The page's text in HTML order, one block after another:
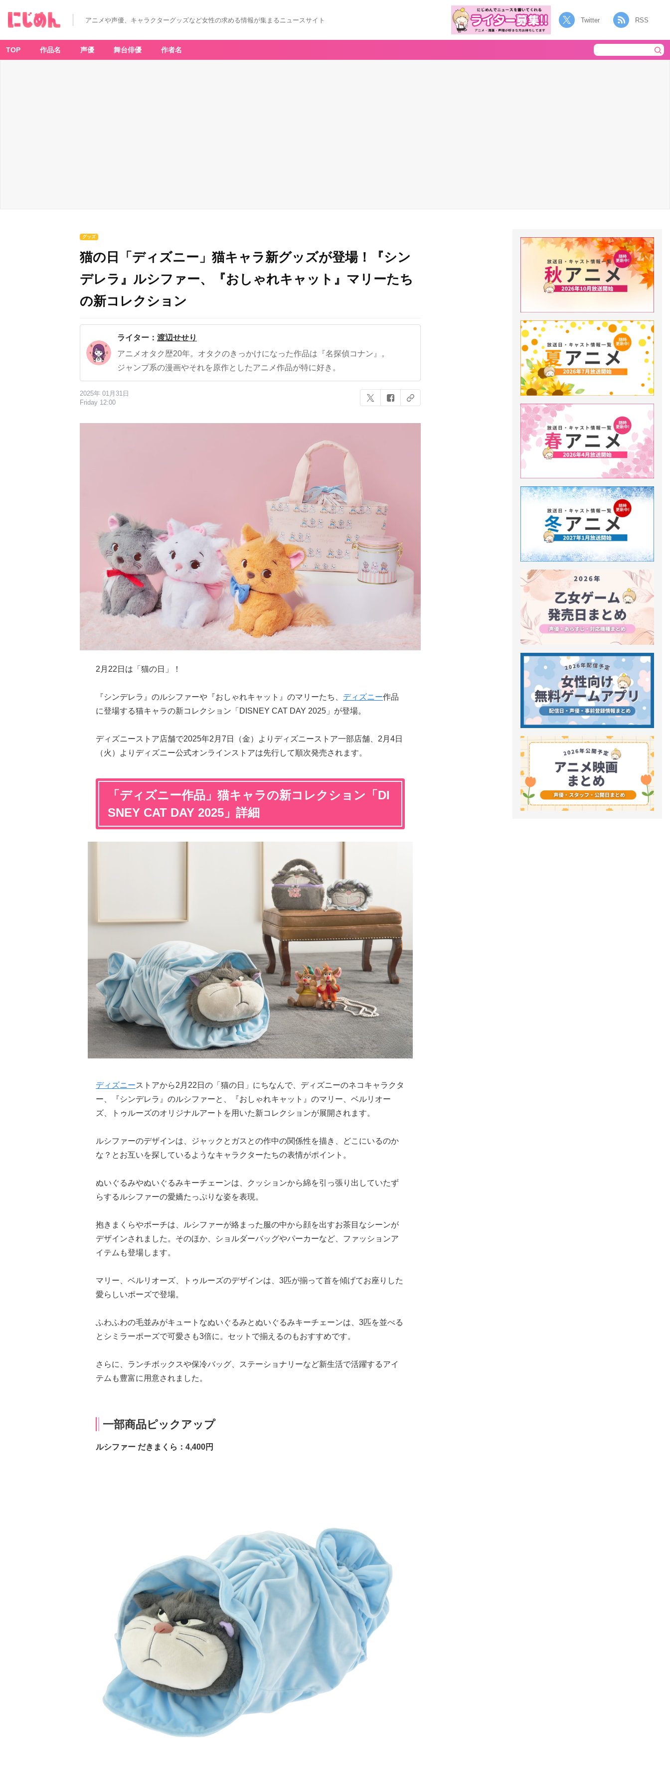
アニメや声優、キャラクターグッズなど女性の求める情報が集まるニュースサイト Twitter RSS
TOP 作品名 声優 舞台俳優 作者名
グッズ
猫の日「ディズニー」猫キャラ新グッズが登場！『シン
デレラ』ルシファー、『おしゃれキャット』マリーたち
の新コレクション
ライター： 渡辺せせり
アニメオタク歴20年。オタクのきっかけになった作品は『名探偵コナン』。
ジャンプ系の漫画やそれを原作としたアニメ作品が特に好き。
2025年 01月31日
Friday 12:00
2月22日は「猫の日」！
『シンデレラ』のルシファーや『おしゃれキャット』のマリーたち、 ディズニー作品
に登場する猫キャラの新コレクション「DISNEY CAT DAY 2025」が登場。
ディズニーストア店舗で2025年2月7日（金）よりディズニーストア一部店舗、2月4日
（火）よりディズニー公式オンラインストアは先行して順次発売されます。
「ディズニー作品」猫キャラの新コレクション「DI
SNEY CAT DAY 2025」詳細
ディズニーストアから2月22日の「猫の日」にちなんで、ディズニーのネコキャラクタ
ー、『シンデレラ』のルシファーと、『おしゃれキャット』のマリー、ベルリオー
ズ、トゥルーズのオリジナルアートを用いた新コレクションが展開されます。
ルシファーのデザインは、ジャックとガスとの作中の関係性を描き、どこにいるのか
な？とお互いを探しているようなキャラクターたちの表情がポイント。
ぬいぐるみやぬいぐるみキーチェーンは、クッションから綿を引っ張り出していたず
らするルシファーの愛嬌たっぷりな姿を表現。
抱きまくらやポーチは、ルシファーが絡まった服の中から顔を出すお茶目なシーンが
デザインされました。そのほか、ショルダーバッグやパーカーなど、ファッションア
イテムも登場します。
マリー、ベルリオーズ、トゥルーズのデザインは、3匹が揃って首を傾げてお座りした
愛らしいポーズで登場。
ふわふわの毛並みがキュートなぬいぐるみとぬいぐるみキーチェーンは、3匹を並べる
とシミラーポーズで可愛さも3倍に。セットで揃えるのもおすすめです。
さらに、ランチボックスや保冷バッグ、ステーショナリーなど新生活で活躍するアイ
テムも豊富に用意されました。
一部商品ピックアップ
ルシファー だきまくら：4,400円